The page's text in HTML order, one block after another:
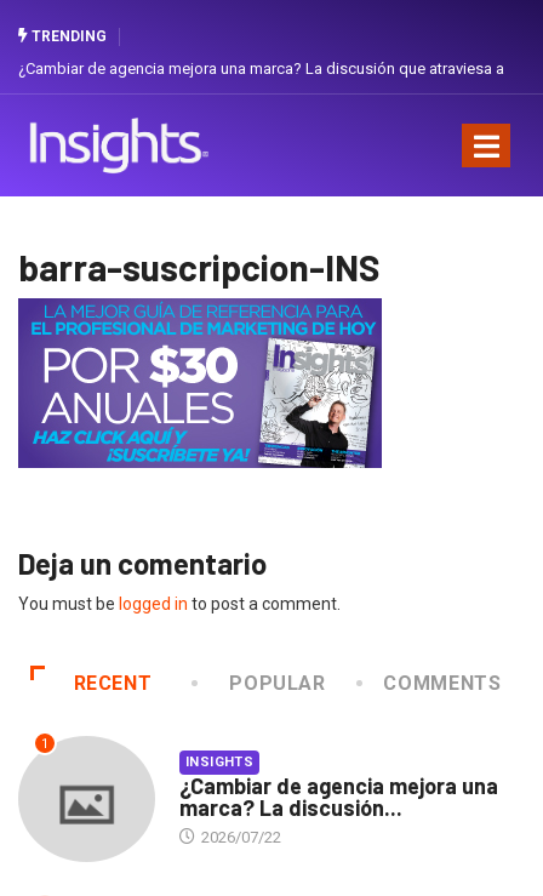
TRENDING
¿Cambiar de agencia mejora una marca? La discusión que atraviesa a
barra-suscripcion-INS
Deja un comentario
You must be logged in to post a comment.
RECENT POPULAR COMMENTS
1
INSIGHTS
¿Cambiar de agencia mejora una
marca? La discusión...
2026/07/22